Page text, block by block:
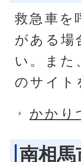
救急車を
がある場
い。また
のサイト
かかり
南相